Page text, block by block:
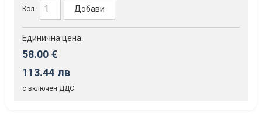
Кол.: Добави
Единична цена:
58.00 €
113.44 лв
с включен ДДС